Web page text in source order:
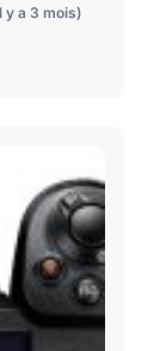
y a 3 mois)